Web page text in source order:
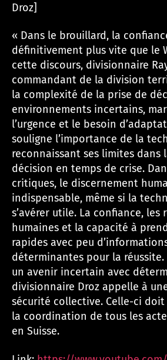
Droz]
« Dans le brouillard, la
définitivement plus vite que le
cette discours, divisionnaire
commandant de la division
la complexité de la prise de
environnements incertains,
l’urgence et le besoin
souligne l’importance de la
reconnaissant ses limites dans
décision en temps de crise.
critiques, le discernement
indispensable, même si la
s’avérer utile. La confiance, les
humaines et la capacité à
rapides avec peu
déterminantes pour la réussite.
un avenir incertain avec
divisionnaire Droz appelle à
sécurité collective. Celle-ci
la coordination de tous les
en Suisse.